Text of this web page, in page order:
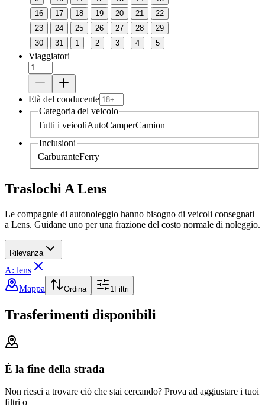
16
17 18 19 20 21
22
23
24 25 26 27 28
29
30
31 1 2 3 4 5
Viaggiatori
Età del conducente
Categoria del veicolo
Tutti i veicoliAutoCamperCamion
Inclusioni
CarburanteFerry
Traslochi A Lens
Le compagnie di autonoleggio hanno bisogno di veicoli consegnati
a Lens. Guidane uno per una frazione del costo normale di noleggio.
Rilevanza
A: lens
Mappa
Ordina 1Filtri
Trasferimenti disponibili
È la fine della strada
Non riesci a trovare ciò che stai cercando? Prova ad aggiustare i tuoi
filtri o